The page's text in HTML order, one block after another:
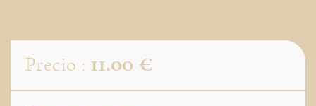
Precio : 11.00 €